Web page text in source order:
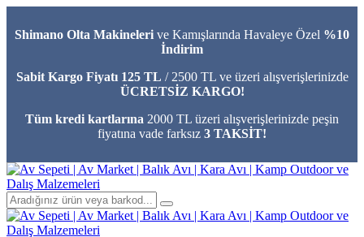
Shimano Olta Makineleri ve Kamışlarında Havaleye Özel %10
İndirim
Sabit Kargo Fiyatı 125 TL / 2500 TL ve üzeri alışverişlerinizde
ÜCRETSİZ KARGO!
Tüm kredi kartlarına 2000 TL üzeri alışverişlerinizde peşin
fiyatına vade farksız 3 TAKSİT!